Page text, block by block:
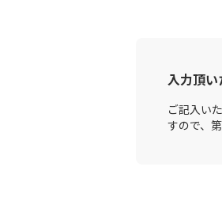
入力頂
ご記入い
すので、